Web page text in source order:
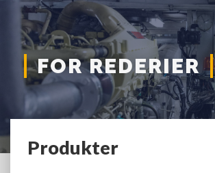
navigation
FOR REDERIER
Produkter